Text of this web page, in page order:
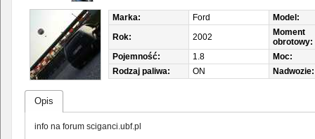
Marka: Ford
Model:
Rok:
2002
Moment
obrotowy:
Pojemność:
1.8
Moc:
Rodzaj paliwa:
ON Nadwozie:
Opis
info na forum sciganci.ubf.pl